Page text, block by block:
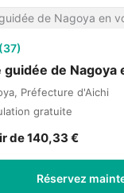
guidée de Nagoya
Préfecture d'Aichi
gratuite
de 140,33 €
Réservez